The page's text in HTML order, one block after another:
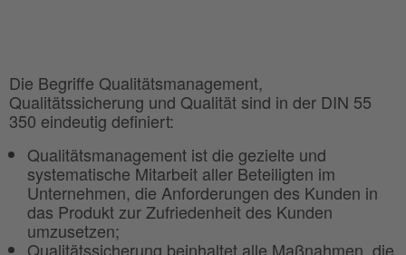
Die Begriffe Qualitätsmanagement,
Qualitätssicherung und Qualität sind in der DIN 55
350 eindeutig definiert:
Qualitätsmanagement ist die gezielte und
systematische Mitarbeit aller Beteiligten im
Unternehmen, die Anforderungen des Kunden in
das Produkt zur Zufriedenheit des Kunden
umzusetzen;
Qualitätssicherung beinhaltet alle Maßnahmen, die